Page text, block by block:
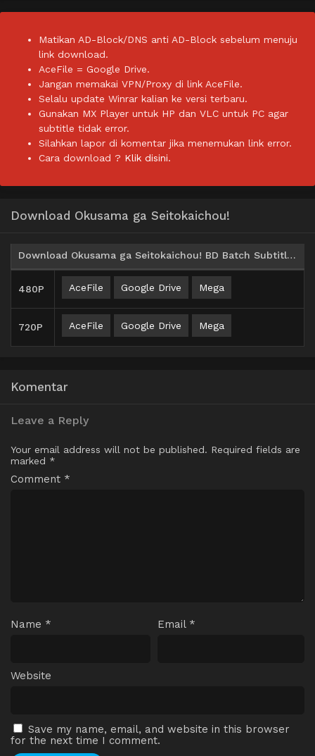
Matikan AD-Block/DNS anti AD-Block sebelum menuju
link download.
AceFile = Google Drive.
Jangan memakai VPN/Proxy di link AceFile.
Selalu update Winrar kalian ke versi terbaru.
Gunakan MX Player untuk HP dan VLC untuk PC agar
subtitle tidak error.
Silahkan lapor di komentar jika menemukan link error.
Cara download ? Klik disini.
Download Okusama ga Seitokaichou!
Download Okusama ga Seitokaichou! BD Batch Subtitle Indonesia
480P AceFile Google Drive Mega
720P AceFile Google Drive Mega
Komentar
Leave a Reply
Your email address will not be published. Required fields are
marked *
Comment *
Name * Email *
Website
Save my name, email, and website in this browser
for the next time I comment.